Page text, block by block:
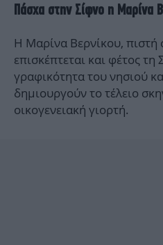
Πάσχα στην Σίφνο η Μαρίνα
Η Μαρίνα Βερνίκου, πιστή
επισκέπτεται και φέτος
γραφικότητα του νησιού
δημιουργούν το τέλειο
οικογενειακή γιορτή.